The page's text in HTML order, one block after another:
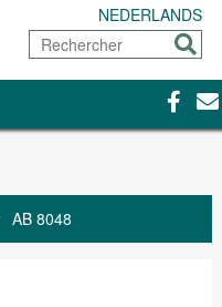
NEDERLANDS
Rechercher
AB 8048